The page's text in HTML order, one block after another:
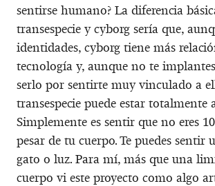
sentirse humano? La diferencia
transespecie y cyborg sería que,
identidades, cyborg tiene más
tecnología y, aunque no te
serlo por sentirte muy vinculado a
transespecie puede estar totalmente
Simplemente es sentir que no eres
pesar de tu cuerpo. Te puedes sentir
gato o luz. Para mí, más que una
cuerpo vi este proyecto como algo